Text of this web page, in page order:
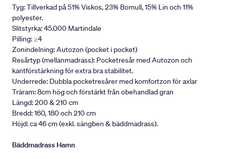
Tyg: Tillverkad på 51% Viskos, 23% Bomull, 15% Lin och 11%
polyester.
Slitstyrka: 45.000 Martindale
Pilling: ≥4
Zonindelning: Autozon (pocket i pocket)
Resårtyp (mellanmadrass): Pocketresår med Autozon och
kantförstärkning för extra bra stabilitet.
Underrede: Dubbla pocketresårer med komfortzon för axlar
Träram: 8cm hög och förstärkt från obehandlad gran
Längd: 200 & 210 cm
Bredd: 160, 180 och 210 cm
Höjd: ca 46 cm (exkl. sängben & bäddmadrass).
Bäddmadrass Hamn